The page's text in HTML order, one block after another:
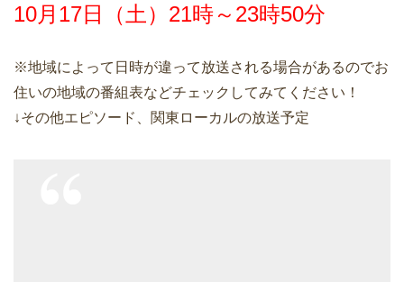
10月17日（土）21時～23時50分
※地域によって日時が違って放送される場合があるのでお
住いの地域の番組表などチェックしてみてください！
↓その他エピソード、関東ローカルの放送予定